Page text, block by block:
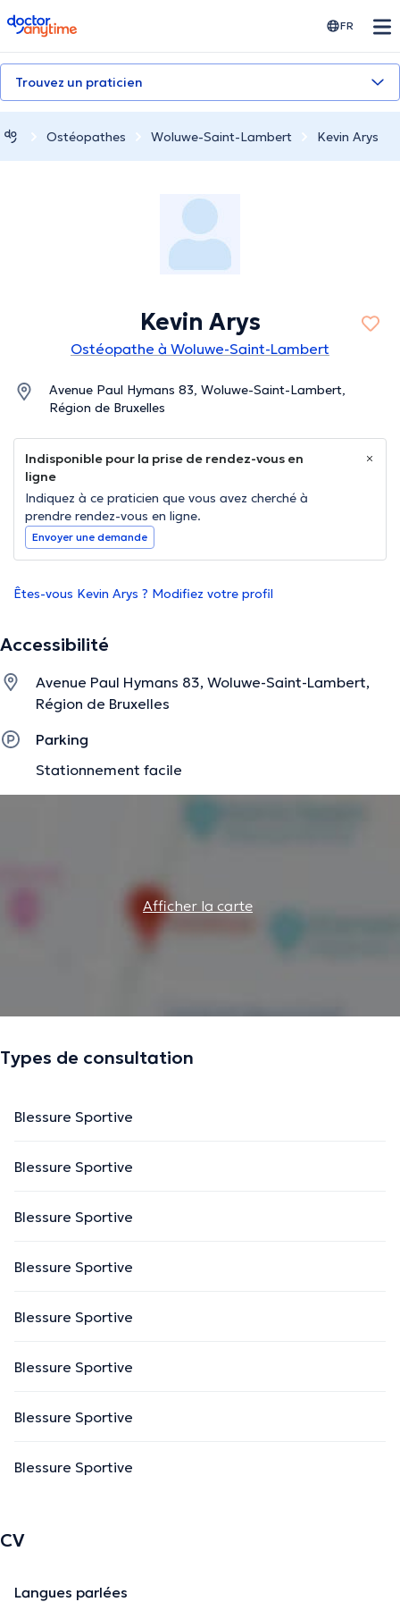
doctoranytime FR
Trouvez un praticien
Ostéopathes Woluwe-Saint-Lambert Kevin Arys
Kevin Arys
Ostéopathe à Woluwe-Saint-Lambert
Avenue Paul Hymans 83, Woluwe-Saint-Lambert,
Région de Bruxelles
Indisponible pour la prise de rendez-vous en
ligne
Indiquez à ce praticien que vous avez cherché à
prendre rendez-vous en ligne.
Envoyer une demande
Êtes-vous Kevin Arys ? Modifiez votre profil
Accessibilité
Avenue Paul Hymans 83, Woluwe-Saint-Lambert,
Région de Bruxelles
Parking
Stationnement facile
Afficher la carte
Types de consultation
Blessure Sportive
Blessure Sportive
Blessure Sportive
Blessure Sportive
Blessure Sportive
Blessure Sportive
Blessure Sportive
Blessure Sportive
CV
Langues parlées